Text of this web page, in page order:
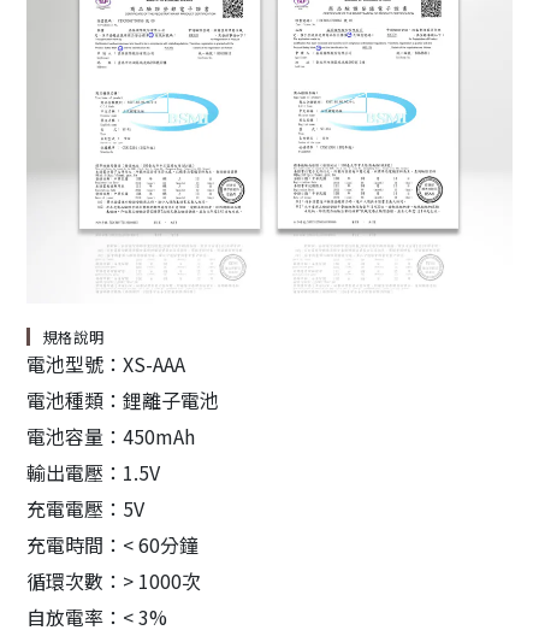
規格說明
電池型號：XS-AAA
電池種類：鋰離子電池
電池容量：450mAh
輸出電壓：1.5V
充電電壓：5V
充電時間：< 60分鐘
循環次數：> 1000次
自放電率：< 3%